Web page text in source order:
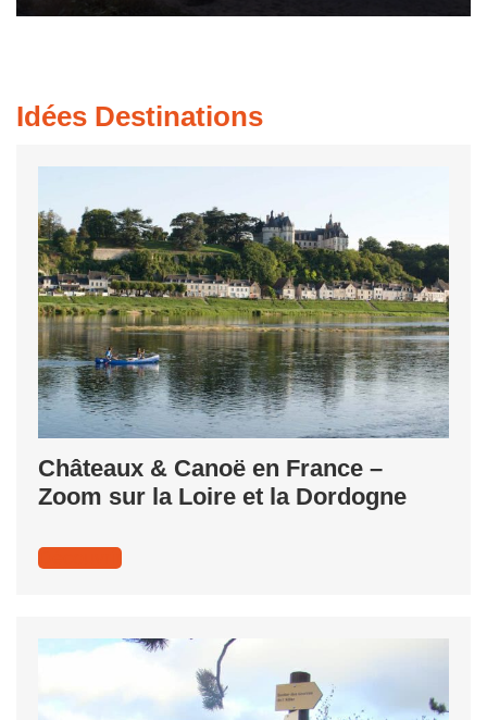
Idées Destinations
Châteaux & Canoë en France –
Zoom sur la Loire et la Dordogne
Découvrir